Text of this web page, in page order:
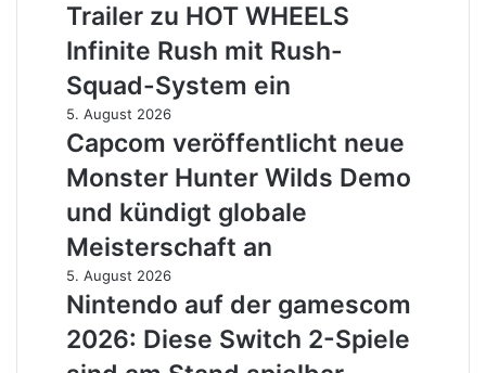
neuem
Trailer
zu
HOT
WHEELS
Infinite
Rush
mit
Squad-
System
ein
Trailer zu HOT WHEELS
Infinite Rush mit Rush-
Squad-System ein
Capcom
veröffentlicht
neue
Monster
Hunter
Wilds
Demo
und
kündigt
globale
Meisterschaft
5. August 2026
Capcom veröffentlicht neue
Monster Hunter Wilds Demo
und kündigt globale
Meisterschaft an
Nintendo
auf
gamescom
2026:
5. August 2026
Nintendo auf der gamescom
2026: Diese Switch 2-Spiele